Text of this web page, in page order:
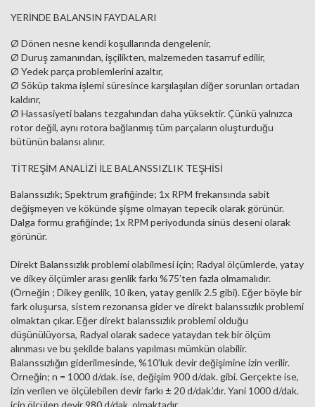
YERİNDE BALANSIN FAYDALARI
Ø Dönen nesne kendi koşullarında dengelenir,
Ø Duruş zamanından, işçilikten, malzemeden tasarruf edilir,
Ø Yedek parça problemlerini azaltır,
Ø Söküp takma işlemi süresince karşılaşılan diğer sorunları ortadan
kaldırır,
Ø Hassasiyeti balans tezgahından daha yüksektir. Çünkü yalnızca
rotor değil, aynı rotora bağlanmış tüm parçaların oluşturduğu
bütünün balansı alınır.
TİTREŞİM ANALİZİ İLE BALANSSIZLIK TEŞHİSİ
Balanssızlık; Spektrum grafiğinde; 1x RPM frekansında sabit
değişmeyen ve kökünde şişme olmayan tepecik olarak görünür.
Dalga formu grafiğinde; 1x RPM periyodunda sinüs deseni olarak
görünür.
Direkt Balanssızlık problemi olabilmesi için; Radyal ölçümlerde, yatay
ve dikey ölçümler arası genlik farkı %75’ten fazla olmamalıdır.
(Örneğin ; Dikey genlik, 10 iken, yatay genlik 2.5 gibi). Eğer böyle bir
fark oluşursa, sistem rezonansa gider ve direkt balanssızlık problemi
olmaktan çıkar. Eğer direkt balanssızlık problemi olduğu
düşünülüyorsa, Radyal olarak sadece yataydan tek bir ölçüm
alınması ve bu şekilde balans yapılması mümkün olabilir.
Balanssızlığın giderilmesinde, %10’luk devir değişimine izin verilir.
Örneğin; n = 1000 d/dak. ise, değişim 900 d/dak. gibi. Gerçekte ise,
izin verilen ve ölçülebilen devir farkı ± 20 d/dak.’dır. Yani 1000 d/dak.
için ölçülen devir 980 d/dak. olmaktadır.